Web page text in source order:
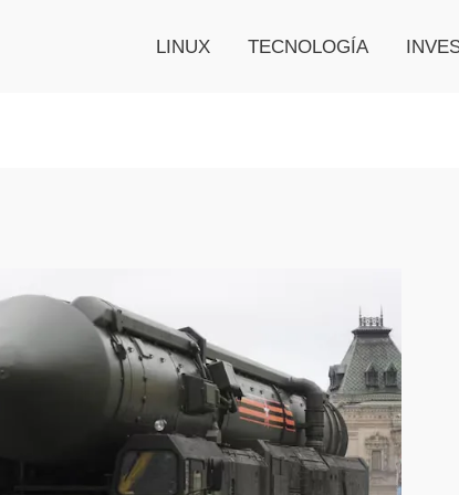
LINUX TECNOLOGÍA